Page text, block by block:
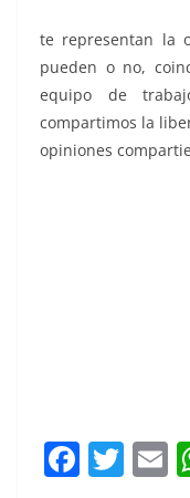
te representan la
pueden o no,
equipo de
compartimos la
opiniones
F T E